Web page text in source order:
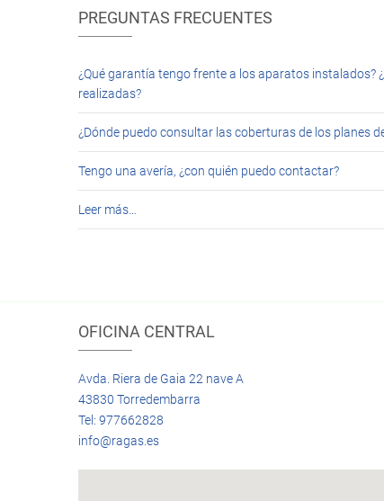
PREGUNTAS FRECUENTES
¿Qué garantía tengo frente a los aparatos instalados?
realizadas?
¿Dónde puedo consultar las coberturas de los planes
Tengo una avería, ¿con quién puedo contactar?
Leer más…
OFICINA CENTRAL
Avda. Riera de Gaia 22 nave A
43830 Torredembarra
Tel: 977662828
info@ragas.es